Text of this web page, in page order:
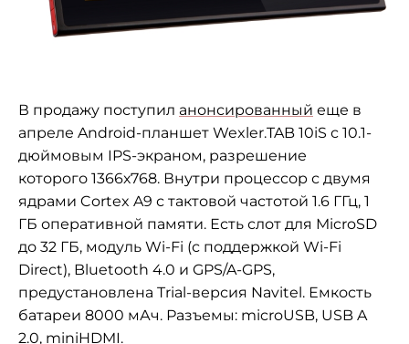
В продажу поступил анонсированный еще в
апреле Android-планшет Wexler.TAB 10iS с 10.1-
дюймовым IPS-экраном, разрешение
которого 1366х768. Внутри процессор с двумя
ядрами Cortex A9 с тактовой частотой 1.6 ГГц, 1
ГБ оперативной памяти. Есть слот для MicroSD
до 32 ГБ, модуль Wi-Fi (с поддержкой Wi-Fi
Direct), Bluetooth 4.0 и GPS/A-GPS,
предустановлена Trial-версия Navitel. Емкость
батареи 8000 мАч. Разъемы: microUSB, USB A
2.0, miniHDMI.